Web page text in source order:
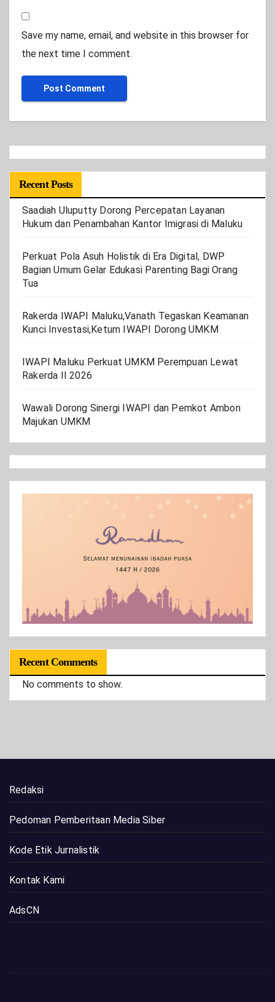
Save my name, email, and website in this browser for
the next time I comment.
Recent Posts
Saadiah Uluputty Dorong Percepatan Layanan
Hukum dan Penambahan Kantor Imigrasi di Maluku
Perkuat Pola Asuh Holistik di Era Digital, DWP
Bagian Umum Gelar Edukasi Parenting Bagi Orang
Tua
Rakerda IWAPI Maluku,Vanath Tegaskan Keamanan
Kunci Investasi,Ketum IWAPI Dorong UMKM
IWAPI Maluku Perkuat UMKM Perempuan Lewat
Rakerda II 2026
Wawali Dorong Sinergi IWAPI dan Pemkot Ambon
Majukan UMKM
Recent Comments
No comments to show.
Redaksi
Pedoman Pemberitaan Media Siber
Kode Etik Jurnalistik
Kontak Kami
AdsCN